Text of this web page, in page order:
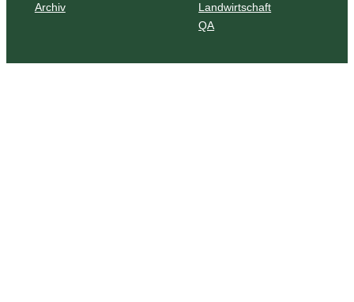
Archiv
Landwirtschaft
QA